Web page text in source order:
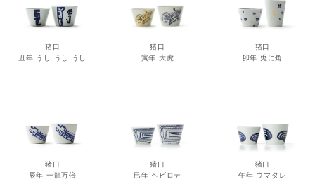
猪口
丑年 うし うし うし
猪口
寅年 大虎
猪口
卯年 兎に角
猪口
辰年 一龍万倍
猪口
巳年 ヘビロテ
猪口
午年 ウマタレ